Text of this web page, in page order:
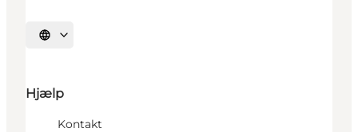
Vælg sprog
Hjælp
Kontakt